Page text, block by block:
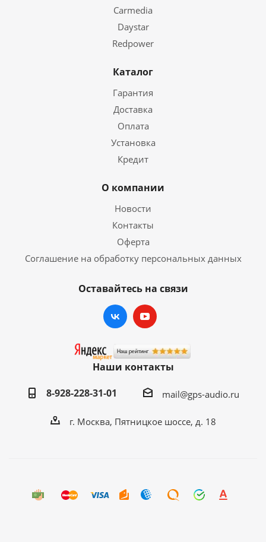
Carmedia
Daystar
Redpower
Каталог
Гарантия
Доставка
Оплата
Установка
Кредит
О компании
Новости
Контакты
Оферта
Соглашение на обработку персональных данных
Оставайтесь на связи
Наши контакты
8-928-228-31-01
mail@gps-audio.ru
г. Москва, Пятницкое шоссе, д. 18